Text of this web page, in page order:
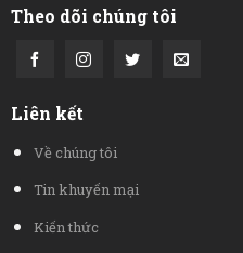
Theo dõi chúng tôi
Liên kết
Về chúng tôi
Tin khuyến mại
Kiến thức